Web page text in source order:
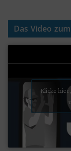
Das Video
Klicke